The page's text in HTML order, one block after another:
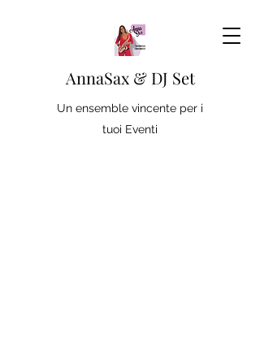
AnnaSax & DJ Set
Un ensemble vincente per i
tuoi Eventi